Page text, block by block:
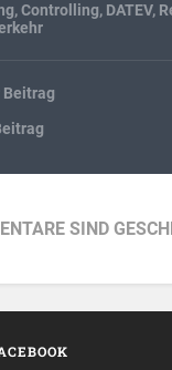
,Controlling, DATEV,
SIND